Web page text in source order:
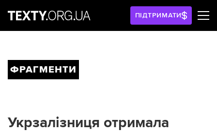
ПІДТРИМАТИ
ФРАГМЕНТИ
Укрзалізниця отримала